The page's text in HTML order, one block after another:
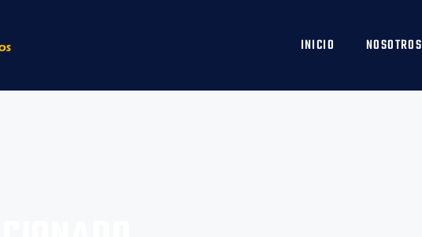
INICIO NOSOTROS